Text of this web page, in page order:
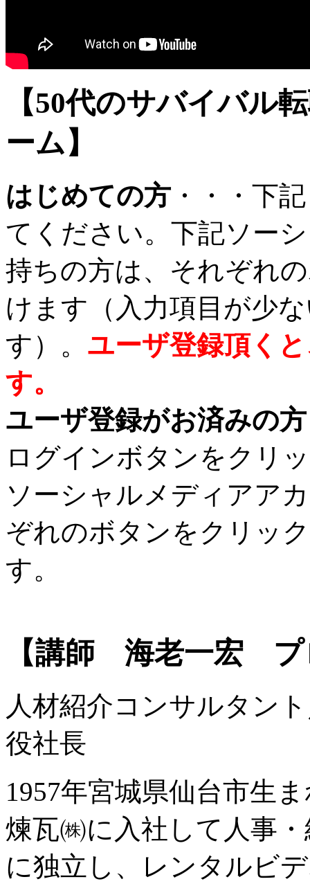
【50代のサバイバ
ーム】
はじめての方 ・・・下
てください。下記ソー
持ちの方は、それぞれ
けます（入力項目が少
す）。 ユーザ登録頂く
す。
ユーザ登録がお済みの方
ログインボタンをクリ
ソーシャルメディアア
ぞれのボタンをクリッ
す。
【講師 海老一宏 プ
人材紹介コンサルタン
役社長
1957年宮城県仙台市生
煉瓦㈱に入社して人事
に独立し、レンタルビ